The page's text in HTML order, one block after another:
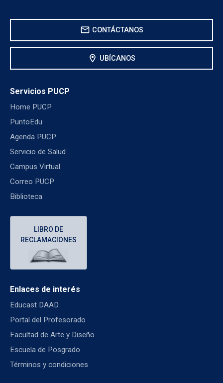
mail CONTÁCTANOS
location_on UBÍCANOS
Servicios PUCP
Home PUCP
PuntoEdu
Agenda PUCP
Servicio de Salud
Campus Virtual
Correo PUCP
Biblioteca
LIBRO DE
RECLAMACIONES
Enlaces de interés
Educast DAAD
Portal del Profesorado
Facultad de Arte y Diseño
Escuela de Posgrado
Términos y condiciones